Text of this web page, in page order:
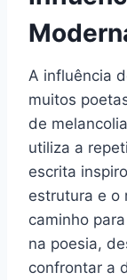
A influência
muitos
de
utiliza a
escrita
estrutura e o
caminho
na poesia,
confrontar a